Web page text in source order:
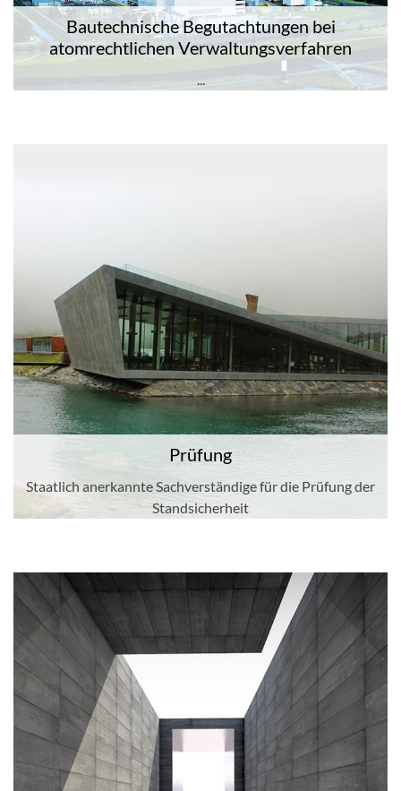
Bautechnische Begutachtungen bei
atomrechtlichen Verwaltungsverfahren
...
Prüfung
Staatlich anerkannte Sachverständige für die Prüfung der
Standsicherheit